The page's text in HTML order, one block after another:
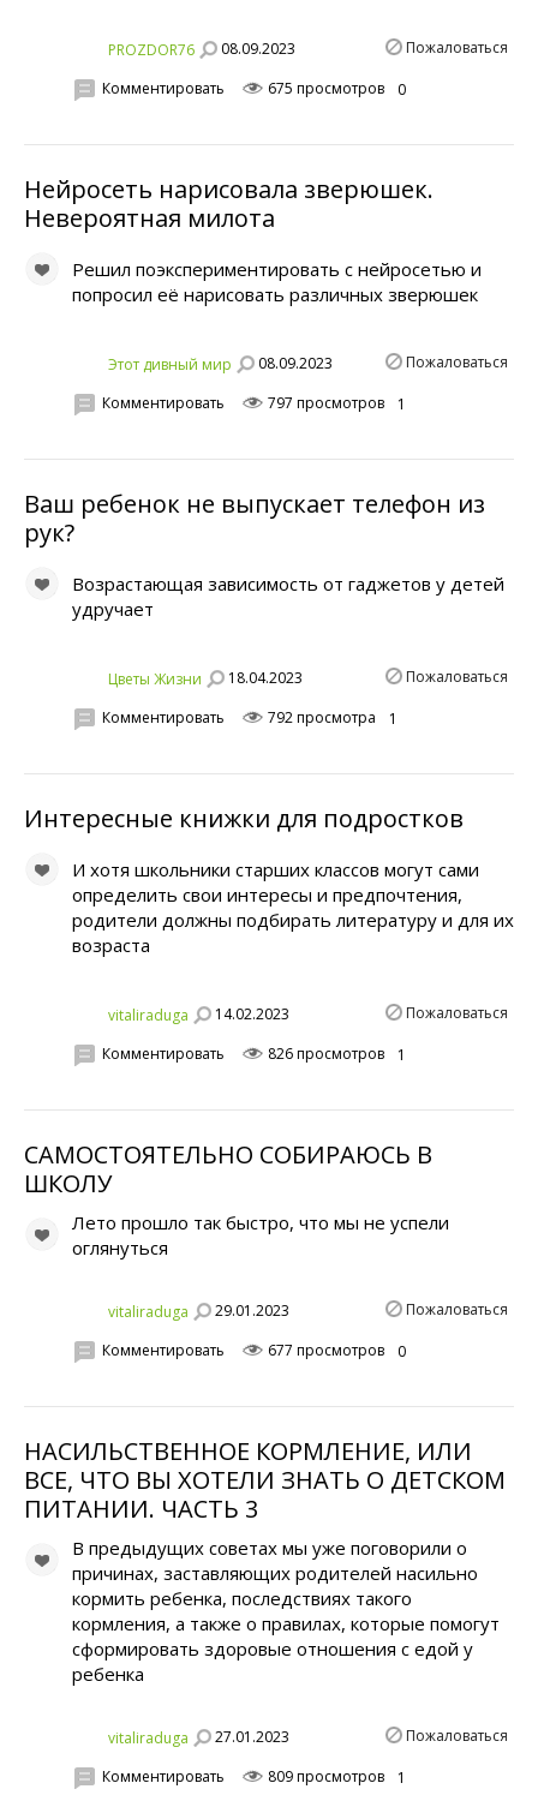
PROZDOR76 08.09.2023 Пожаловаться
Комментировать 675 просмотров 0
Нейросеть нарисовала зверюшек.
Невероятная милота
Решил поэкспериментировать с нейросетью и
попросил её нарисовать различных зверюшек
Этот дивный мир 08.09.2023 Пожаловаться
Комментировать 797 просмотров 1
Ваш ребенок не выпускает телефон из
рук?
Возрастающая зависимость от гаджетов у детей
удручает
Цветы Жизни 18.04.2023 Пожаловаться
Комментировать 792 просмотра 1
Интересные книжки для подростков
И хотя школьники старших классов могут сами
определить свои интересы и предпочтения,
родители должны подбирать литературу и для их
возраста
vitaliraduga 14.02.2023 Пожаловаться
Комментировать 826 просмотров 1
САМОСТОЯТЕЛЬНО СОБИРАЮСЬ В
ШКОЛУ
Лето прошло так быстро, что мы не успели
оглянуться
vitaliraduga 29.01.2023 Пожаловаться
Комментировать 677 просмотров 0
НАСИЛЬСТВЕННОЕ КОРМЛЕНИЕ, ИЛИ
ВСЕ, ЧТО ВЫ ХОТЕЛИ ЗНАТЬ О ДЕТСКОМ
ПИТАНИИ. ЧАСТЬ 3
В предыдущих советах мы уже поговорили о
причинах, заставляющих родителей насильно
кормить ребенка, последствиях такого
кормления, а также о правилах, которые помогут
сформировать здоровые отношения с едой у
ребенка
vitaliraduga 27.01.2023 Пожаловаться
Комментировать 809 просмотров 1